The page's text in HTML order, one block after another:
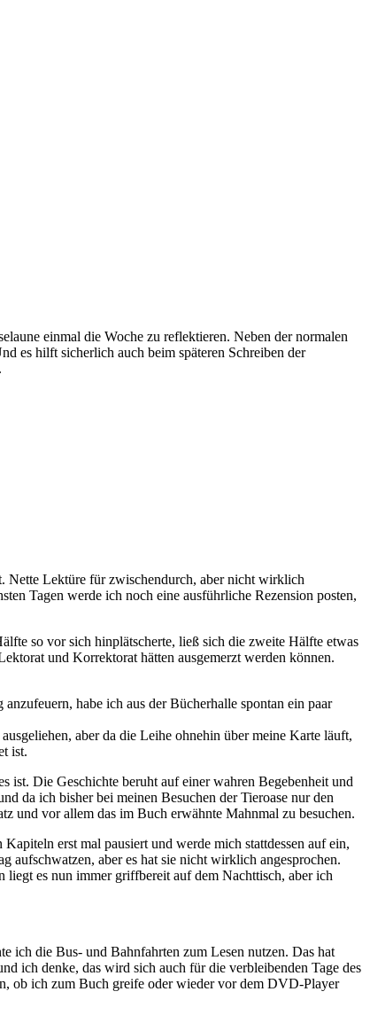
einmal die Woche zu reflektieren. Neben der normalen
es hilft sicherlich auch beim späteren Schreiben der
Nette Lektüre für zwischendurch, aber nicht wirklich
Tagen werde ich noch eine ausführliche Rezension posten,
so vor sich hinplätscherte, ließ sich die zweite Hälfte etwas
und Korrektorat hätten ausgemerzt werden können.
habe ich aus der Bücherhalle spontan ein paar
aber da die Leihe ohnehin über meine Karte läuft,
ist.
ist. Die Geschichte beruht auf einer wahren Begebenheit und
da ich bisher bei meinen Besuchen der Tieroase nur den
und vor allem das im Buch erwähnte Mahnmal zu besuchen.
erst mal pausiert und werde mich stattdessen auf ein,
aufschwatzen, aber es hat sie nicht wirklich angesprochen.
es nun immer griffbereit auf dem Nachttisch, aber ich
ich die Bus- und Bahnfahrten zum Lesen nutzen. Das hat
ich denke, das wird sich auch für die verbleibenden Tage des
ob ich zum Buch greife oder wieder vor dem DVD-Player